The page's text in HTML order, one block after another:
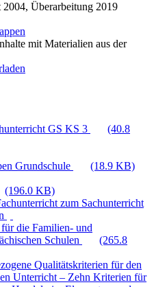
Überarbeitung 2019
mit Materialien aus der
GS KS 3
(40.8
Grundschule
(18.9 KB)
(196.0 KB)
zum Sachunterricht
die Familien- und
Schulen
(265.8
Qualitätskriterien für den
Unterricht – Zehn Kriterien für